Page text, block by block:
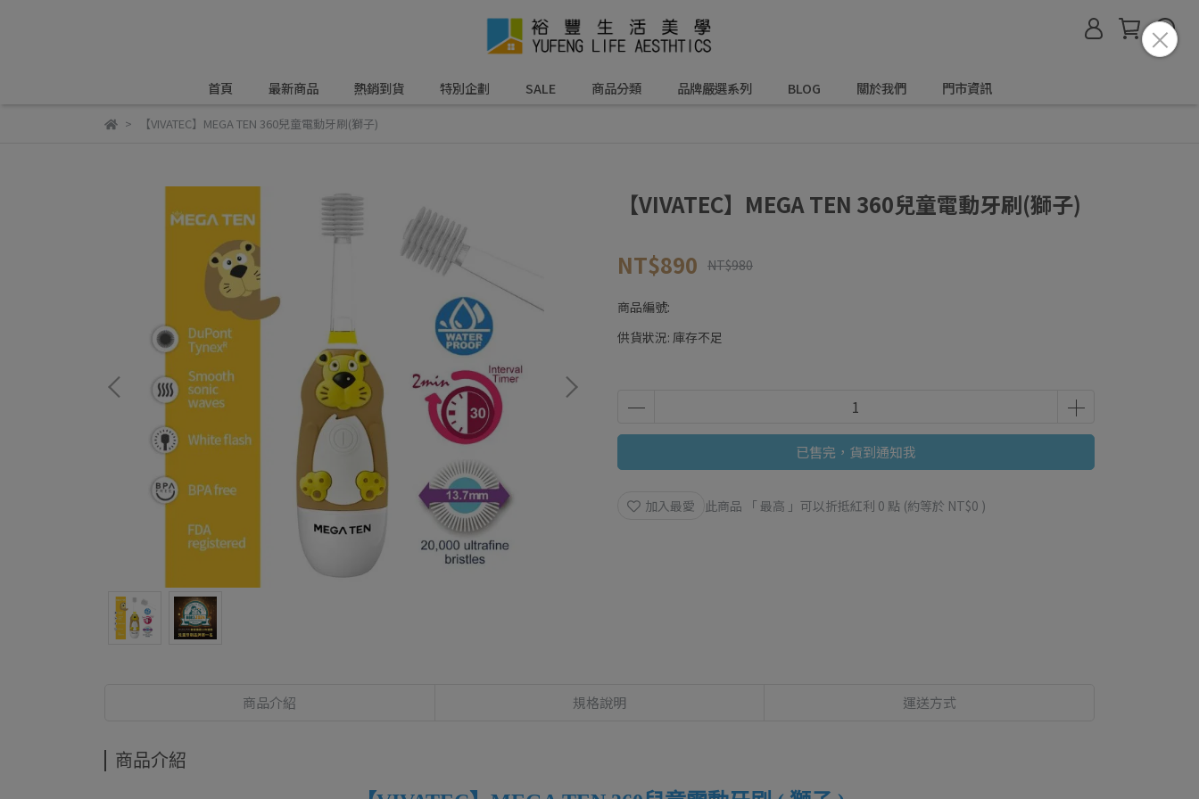
首頁 最新商品 熱銷到貨 特別企劃 SALE 商品分類 品牌嚴選系列 BLOG 關於我們 門市資訊
【VIVATEC】MEGA TEN 360兒童電動牙刷(獅子)
【VIVATEC】MEGA TEN 360兒童電動牙刷(獅子)
NT$890 NT$980
商品編號:
供貨狀況: 庫存不足
已售完，貨到通知我
加入最愛 此商品 「 最高 」可以折抵紅利 0 點 (約等於 NT$0 )
商品介紹 規格說明 運送方式
商品介紹